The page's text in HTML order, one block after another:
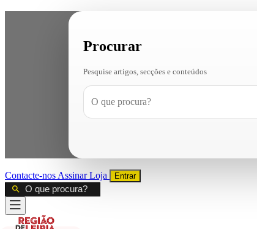
Procurar
Pesquise artigos, secções e conteúdos
Contacte-nos AssinarLoja Entrar